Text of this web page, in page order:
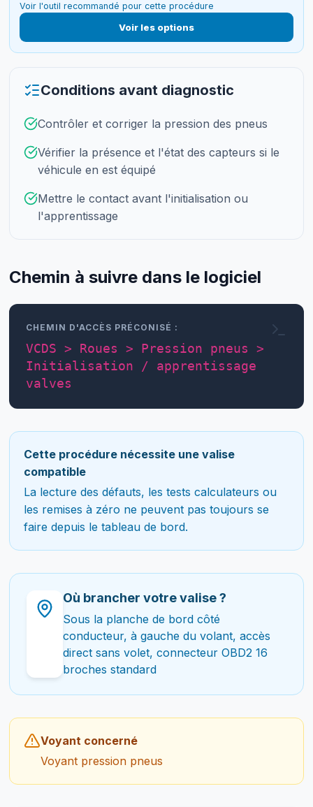
Voir l'outil recommandé pour cette procédure
Voir les options
Conditions avant diagnostic
Contrôler et corriger la pression des pneus
Vérifier la présence et l'état des capteurs si le
véhicule en est équipé
Mettre le contact avant l'initialisation ou
l'apprentissage
Chemin à suivre dans le logiciel
CHEMIN D'ACCÈS PRÉCONISÉ :
VCDS > Roues > Pression pneus >
Initialisation / apprentissage
valves
Cette procédure nécessite une valise
compatible
La lecture des défauts, les tests calculateurs ou
les remises à zéro ne peuvent pas toujours se
faire depuis le tableau de bord.
Où brancher votre valise ?
Sous la planche de bord côté
conducteur, à gauche du volant, accès
direct sans volet, connecteur OBD2 16
broches standard
Voyant concerné
Voyant pression pneus